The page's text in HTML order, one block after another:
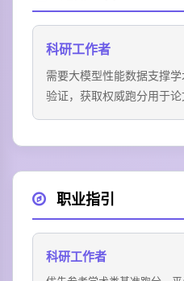
科研工作者
需要大模型性能数据支撑
验证，获取权威跑分用于论
职业指引
科研工作者